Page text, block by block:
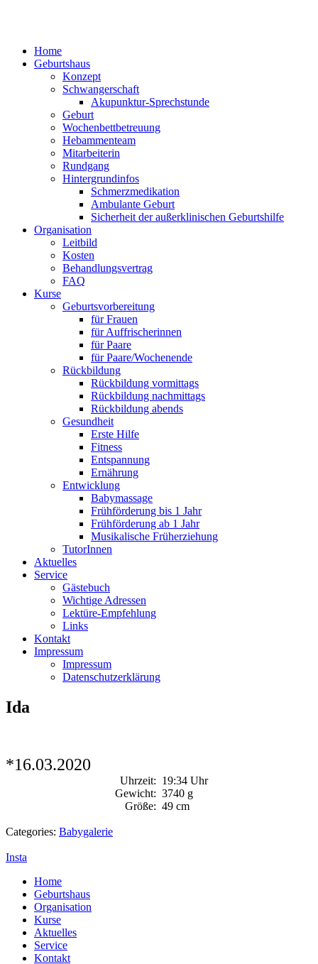
Home
Geburtshaus
Konzept
Schwangerschaft
Akupunktur-Sprechstunde
Geburt
Wochenbettbetreuung
Hebammenteam
Mitarbeiterin
Rundgang
Hintergrundinfos
Schmerzmedikation
Ambulante Geburt
Sicherheit der außerklinischen Geburtshilfe
Organisation
Leitbild
Kosten
Behandlungsvertrag
FAQ
Kurse
Geburtsvorbereitung
für Frauen
für Auffrischerinnen
für Paare
für Paare/Wochenende
Rückbildung
Rückbildung vormittags
Rückbildung nachmittags
Rückbildung abends
Gesundheit
Erste Hilfe
Fitness
Entspannung
Ernährung
Entwicklung
Babymassage
Frühförderung bis 1 Jahr
Frühförderung ab 1 Jahr
Musikalische Früherziehung
TutorInnen
Aktuelles
Service
Gästebuch
Wichtige Adressen
Lektüre-Empfehlung
Links
Kontakt
Impressum
Impressum
Datenschutzerklärung
Ida
*16.03.2020
Uhrzeit: 19:34 Uhr
Gewicht: 3740 g
Größe: 49 cm
Categories: Babygalerie
Insta
Home
Geburtshaus
Organisation
Kurse
Aktuelles
Service
Kontakt